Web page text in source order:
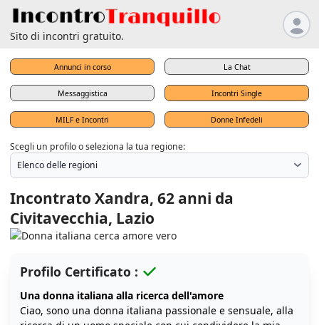
Sito di incontri gratuito.
Annunci in corso La Chat
Messaggistica Incontri Single
MILF e Incontri Donne Infedeli
Scegli un profilo o seleziona la tua regione:
Incontrato Xandra, 62 anni da
Civitavecchia, Lazio
Profilo Certificato :
Una donna italiana alla ricerca dell'amore
Ciao, sono una donna italiana passionale e sensuale, alla